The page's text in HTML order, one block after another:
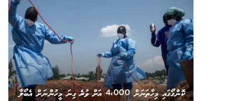
ކޮންގޯގައި މިހާތަނަށް 4،000 އަށް ވުރެ ގިނަ މީހުންނަށް އެބޯލާ